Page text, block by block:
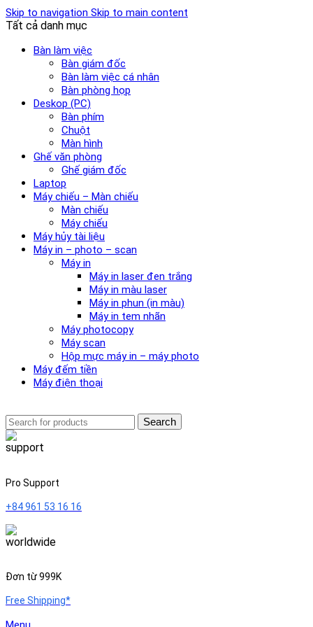
Skip to navigation Skip to main content
Tất cả danh mục
Bàn làm việc
Bàn giám đốc
Bàn làm việc cá nhân
Bàn phòng họp
Deskop (PC)
Bàn phím
Chuột
Màn hình
Ghế văn phòng
Ghế giám đốc
Laptop
Máy chiếu – Màn chiếu
Màn chiếu
Máy chiếu
Máy hủy tài liệu
Máy in – photo – scan
Máy in
Máy in laser đen trắng
Máy in màu laser
Máy in phun (in màu)
Máy in tem nhãn
Máy photocopy
Máy scan
Hộp mực máy in – máy photo
Máy đếm tiền
Máy điện thoại
Search
Pro Support
+84 961 53 16 16
Đơn từ 999K
Free Shipping*